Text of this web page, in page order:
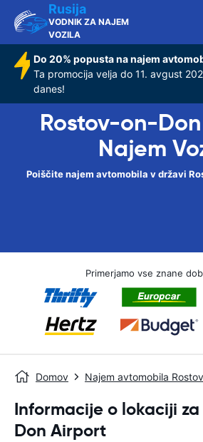
Rusija
VODNIK ZA NAJEM
VOZILA
Do 20% popusta na najem
Ta promocija velja do 11. avgust
danes!
Rostov-on-
Najem
Poiščite najem avtomobila v državi
Primerjamo vse znane
Domov Najem avtomobila Rostov
Informacije o lokaciji
Don Airport